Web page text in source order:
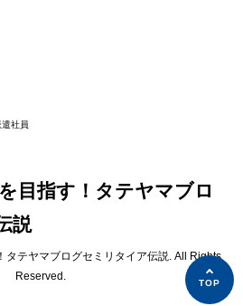
社員
目指す！タテヤマブロ
説
テヤマブログセミリタイア伝説. All Rights
Reserved.